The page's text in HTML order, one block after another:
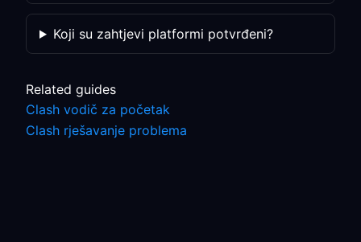
Koji su zahtjevi platformi potvrđeni?
Related guides
Clash vodič za početak
Clash rješavanje problema